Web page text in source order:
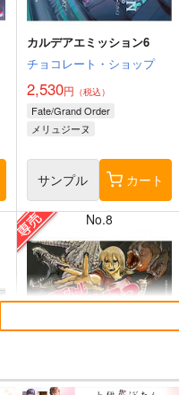
カルデアエミッション6
チョコレート・ショップ
2,530円 （税込）
Fate/Grand Order
メリュジーヌ
サンプル カート
No.8